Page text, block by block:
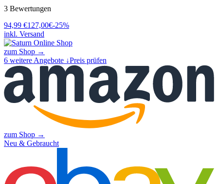
3 Bewertungen
94,99 €127,00€-25%
inkl. Versand
zum Shop →
6 weitere Angebote ↓Preis prüfen
zum Shop →
Neu & Gebraucht